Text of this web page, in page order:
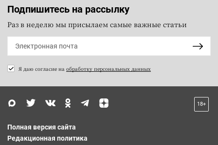
Подпишитесь на рассылку
Раз в неделю мы присылаем самые важные статьи
Я даю согласие на обработку персональных данных
18+
Полная версия сайта
Редакционная политика